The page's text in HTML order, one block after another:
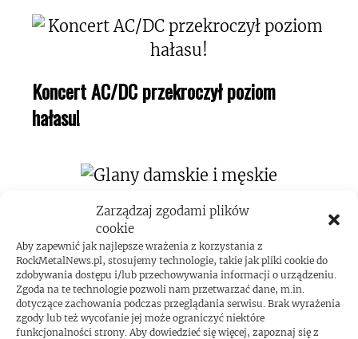
Zarządzaj zgodami plików
cookie
Aby zapewnić jak najlepsze wrażenia z korzystania z
RockMetalNews.pl, stosujemy technologie, takie jak pliki cookie do
zdobywania dostępu i/lub przechowywania informacji o urządzeniu.
Zgoda na te technologie pozwoli nam przetwarzać dane, m.in.
dotyczące zachowania podczas przeglądania serwisu. Brak wyrażenia
zgody lub też wycofanie jej może ograniczyć niektóre
funkcjonalności strony. Aby dowiedzieć się więcej, zapoznaj się z
Koncert AC/DC przekroczył poziom
hałasu!
ROCKMETALNEWS TV